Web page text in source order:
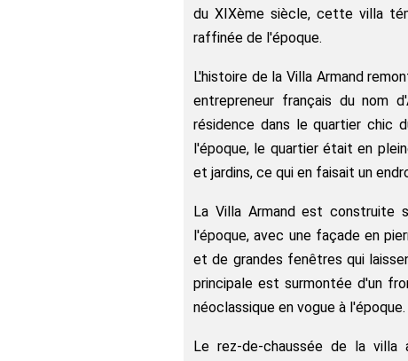
du XIXème siècle, cette villa
raffinée de l'époque.
L'histoire de la Villa Armand
entrepreneur français du nom
résidence dans le quartier chic
l'époque, le quartier était en
et jardins, ce qui en faisait un
La Villa Armand est construite
l'époque, avec une façade en
et de grandes fenêtres qui
principale est surmontée d'un
néoclassique en vogue à l'époque.
Le rez-de-chaussée de la